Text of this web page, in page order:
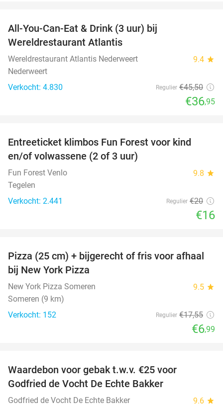
All-You-Can-Eat & Drink (3 uur) bij
Wereldrestaurant Atlantis
Wereldrestaurant Atlantis Nederweert 9.4 star
Nederweert
Verkocht: 4.830
Regulier €45,50
€36,95
Entreeticket klimbos Fun Forest voor kind
en/of volwassene (2 of 3 uur)
Fun Forest Venlo 9.8 star
Tegelen
Verkocht: 2.441
Regulier €20
€16
60%
Pizza (25 cm) + bijgerecht of fris voor afhaal
bij New York Pizza
New York Pizza Someren 9.5 star
Someren (9 km)
Verkocht: 152
Regulier €17,55
€6,99
Waardebon voor gebak t.w.v. €25 voor
Godfried de Vocht De Echte Bakker
Godfried de Vocht De Echte Bakker 9.6 star